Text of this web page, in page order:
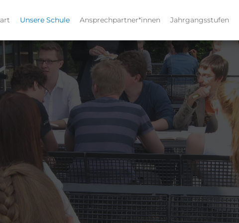
Unsere Schule Ansprechpartner*innen Jahrgangsstufen